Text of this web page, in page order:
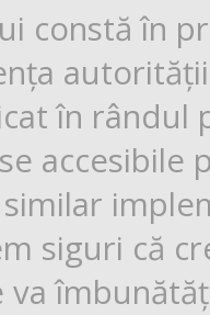
constă în
în rândul
siguri că
va